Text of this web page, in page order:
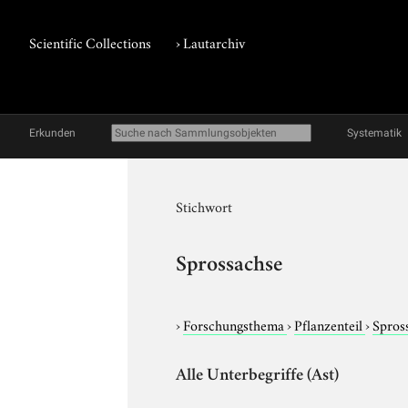
Scientific Collections ›Lautarchiv
Erkunden Systematik
Stichwort
Sprossachse
›Forschungsthema›Pflanzenteil›
Alle Unterbegriffe (Ast)